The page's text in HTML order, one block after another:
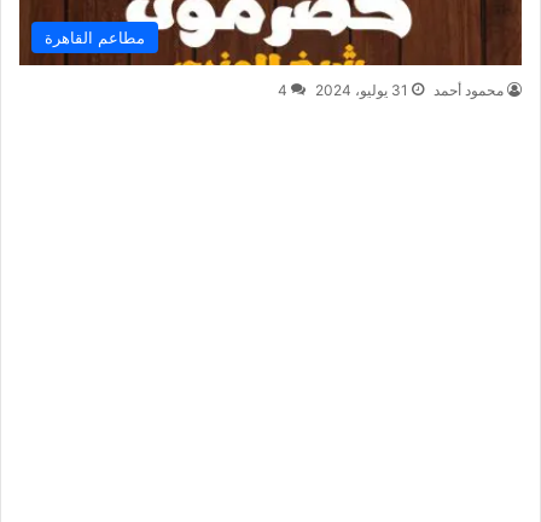
مطاعم القاهرة
محمود أحمد 31 يوليو، 2024 4